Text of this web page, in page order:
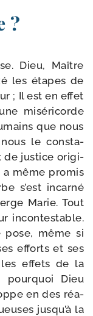
?
Dieu, Maître
les étapes de
; Il est en effet
misé­ri­corde
que nous
nous le consta­
de jus­tice ori­gi­
a même pro­mis
s’est incar­né
Marie. Tout
incon­tes­table.
même si
efforts et ses
effets de la
pour­quoi Dieu
en des réa­
jusqu’à la